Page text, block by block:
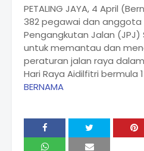
PETALING JAYA, 4 April
382 pegawai dan
Pengangkutan Jalan
untuk memantau dan
peraturan jalan raya
Hari Raya Aidilfitri bermula
BERNAMA